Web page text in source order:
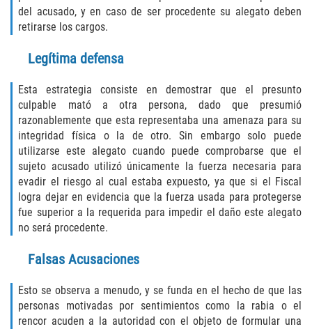
DUI with Drugs
Auto Insurance Fraud
Check Fraud
Credit Card Fraud
Health Care Fraud
Unemployment Insurance Fraud
del acusado, y en caso de ser procedente su alegato deben
retirarse los cargos.
Legítima defensa
Esta estrategia consiste en demostrar que el presunto
culpable mató a otra persona, dado que presumió
razonablemente que esta representaba una amenaza para su
integridad física o la de otro. Sin embargo solo puede
utilizarse este alegato cuando puede comprobarse que el
sujeto acusado utilizó únicamente la fuerza necesaria para
evadir el riesgo al cual estaba expuesto, ya que si el Fiscal
logra dejar en evidencia que la fuerza usada para protegerse
fue superior a la requerida para impedir el daño este alegato
no será procedente.
Falsas Acusaciones
Esto se observa a menudo, y se funda en el hecho de que las
personas motivadas por sentimientos como la rabia o el
rencor acuden a la autoridad con el objeto de formular una